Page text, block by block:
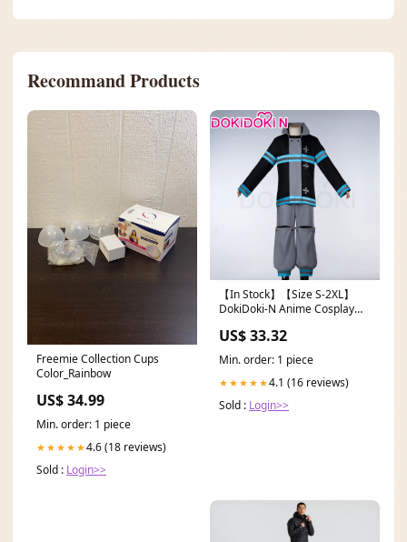
Recommand Products
Freemie Collection Cups
Color_Rainbow
US$ 34.99
Min. order: 1 piece
★★★★★4.6 (18 reviews)
Sold : Login>>
【In Stock】【Size S-2XL】
DokiDoki-N Anime Cosplay
US$ 33.32
Min. order: 1 piece
★★★★★4.1 (16 reviews)
Sold : Login>>